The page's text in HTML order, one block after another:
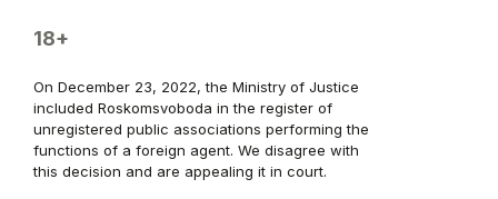
18+
On December 23, 2022, the Ministry of Justice
included Roskomsvoboda in the register of
unregistered public associations performing the
functions of a foreign agent. We disagree with
this decision and are appealing it in court.